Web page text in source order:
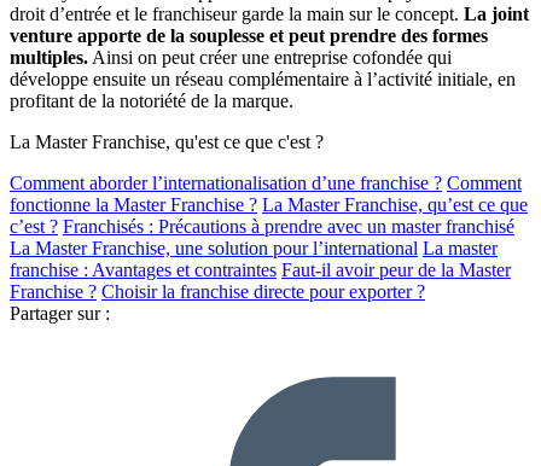
droit d’entrée et le franchiseur garde la main sur le concept. La joint
venture apporte de la souplesse et peut prendre des formes
multiples. Ainsi on peut créer une entreprise cofondée qui
développe ensuite un réseau complémentaire à l’activité initiale, en
profitant de la notoriété de la marque.
La Master Franchise, qu'est ce que c'est ?
Comment aborder l’internationalisation d’une franchise ? Comment
fonctionne la Master Franchise ? La Master Franchise, qu’est ce que
c’est ? Franchisés : Précautions à prendre avec un master franchisé
La Master Franchise, une solution pour l’international La master
franchise : Avantages et contraintes Faut-il avoir peur de la Master
Franchise ? Choisir la franchise directe pour exporter ?
Partager sur :